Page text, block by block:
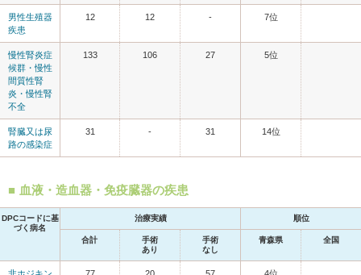
男性生殖器
疾患
12 12 - 7位
慢性腎炎症
候群・慢性
間質性腎
炎・慢性腎
不全
133 106 27 5位
腎臓又は尿
路の感染症
31 - 31 14位
血液・造血器・免疫臓器の疾患
DPCコードに基
づく病名
治療実績 順位
合計
手術
あり
手術
なし
青森県 全国